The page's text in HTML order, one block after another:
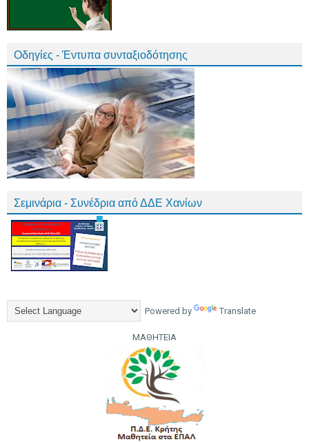
Οδηγίες - Έντυπα συνταξιοδότησης
Σεμινάρια - Συνέδρια από ΔΔΕ Χανίων
Powered by Translate
ΜΑΘΗΤΕΙΑ